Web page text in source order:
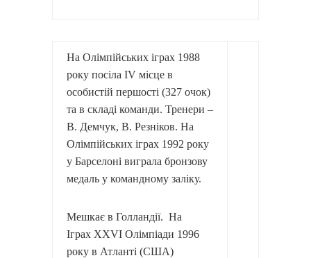
На Олімпійських іграх 1988
року посіла ІV місце в
особистій першості (327 очок)
та в складі команди. Тренери –
В. Демчук, В. Резніков. На
Олімпійських іграх 1992 року
у Барселоні виграла бронзову
медаль у командному заліку.
Мешкає в Голландії. На
Іграх XXVI Олімпіади 1996
року в Атланті (США)